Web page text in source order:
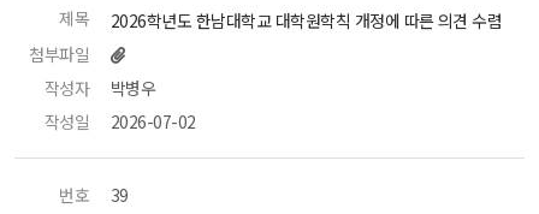
제목
2026학년도 한남대학교 대학원학칙 개정에 따른 의견 수렴
첨부파일
작성자
박병우
작성일
2026-07-02
번호
39